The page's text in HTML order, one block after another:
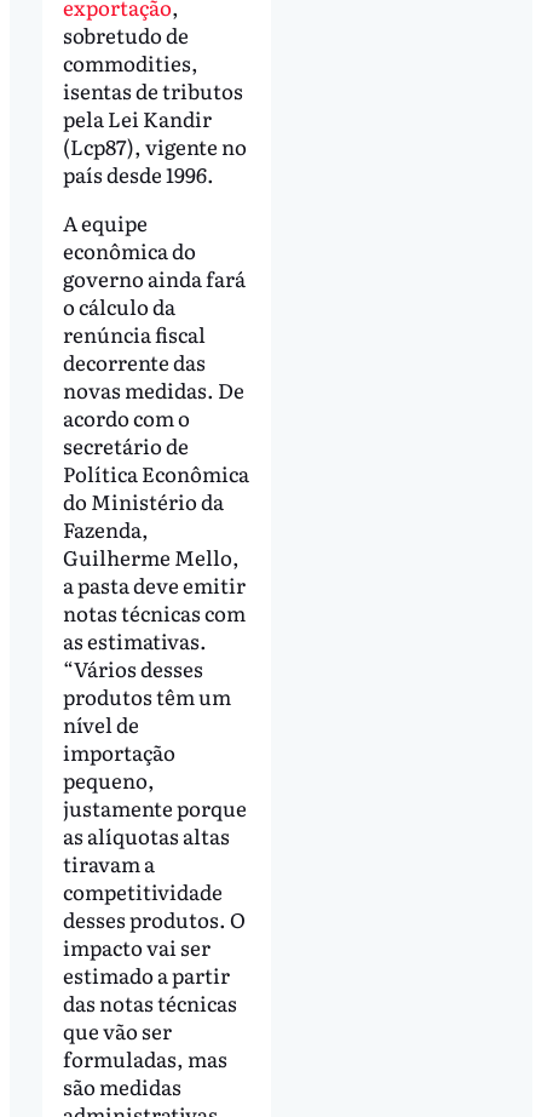
exportação,
sobretudo de
commodities,
isentas de tributos
pela Lei Kandir
(Lcp87), vigente no
país desde 1996.
A equipe
econômica do
governo ainda fará
o cálculo da
renúncia fiscal
decorrente das
novas medidas. De
acordo com o
secretário de
Política Econômica
do Ministério da
Fazenda,
Guilherme Mello,
a pasta deve emitir
notas técnicas com
as estimativas.
“Vários desses
produtos têm um
nível de
importação
pequeno,
justamente porque
as alíquotas altas
tiravam a
competitividade
desses produtos. O
impacto vai ser
estimado a partir
das notas técnicas
que vão ser
formuladas, mas
são medidas